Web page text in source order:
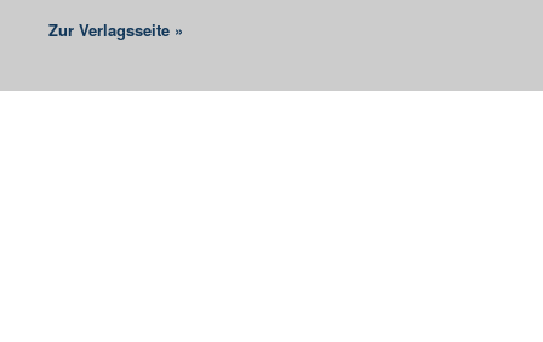
Zur Verlagsseite »